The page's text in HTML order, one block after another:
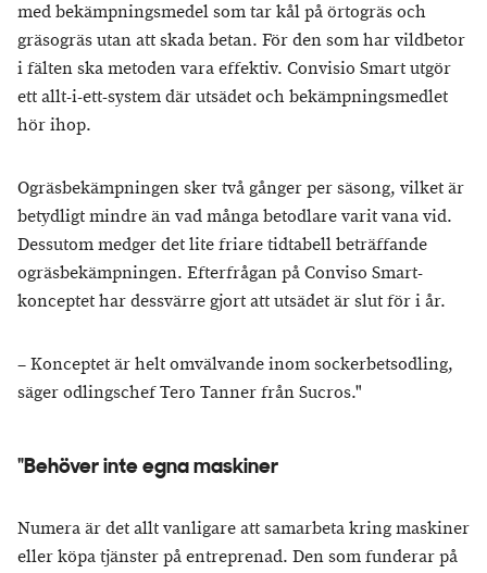
med bekämpningsmedel som tar kål på örtogräs och
gräsogräs utan att skada betan. För den som har vildbetor
i fälten ska metoden vara effektiv. Convisio Smart utgör
ett allt-i-ett-system där utsädet och bekämpningsmedlet
hör ihop.
Ogräsbekämpningen sker två gånger per säsong, vilket är
betydligt mindre än vad många betodlare varit vana vid.
Dessutom medger det lite friare tidtabell beträffande
ogräsbekämpningen. Efterfrågan på Conviso Smart-
konceptet har dessvärre gjort att utsädet är slut för i år.
– Konceptet är helt omvälvande inom sockerbetsodling,
säger odlingschef Tero Tanner från Sucros."
"Behöver inte egna maskiner
Numera är det allt vanligare att samarbeta kring maskiner
eller köpa tjänster på entreprenad. Den som funderar på